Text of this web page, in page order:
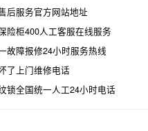
后服务官方网站地址
险柜400人工客服在线服务
故障报修24小时服务热线
了上门维修电话
锁全国统一人工24小时电话